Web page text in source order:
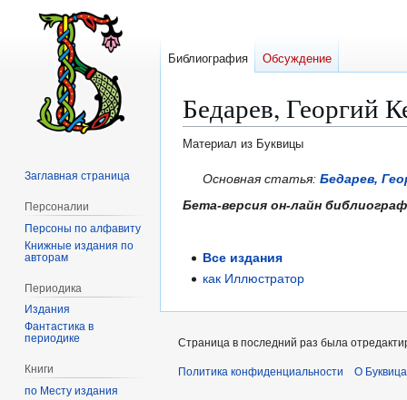
Бедарев, Георгий
Материал из Буквицы
Перейти
к
Перейти
к
Основная статья:Бедарев,
Бета-версия он-лайн
Все издания
как Иллюстратор
Библиография Обсуждение
Заглавная страница
Персоналии
Персоны по алфавиту
Книжные издания по
авторам
Периодика
Издания
Фантастика в
периодике
Книги
по Месту издания
Страница в последний раз была
Политика конфиденциальности О Буквица